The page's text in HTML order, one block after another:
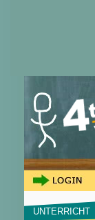
UNTERRICHT